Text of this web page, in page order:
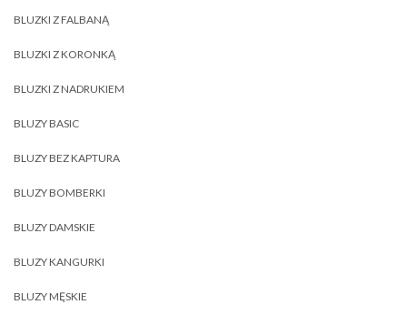
BLUZKI Z FALBANĄ
BLUZKI Z KORONKĄ
BLUZKI Z NADRUKIEM
BLUZY BASIC
BLUZY BEZ KAPTURA
BLUZY BOMBERKI
BLUZY DAMSKIE
BLUZY KANGURKI
BLUZY MĘSKIE